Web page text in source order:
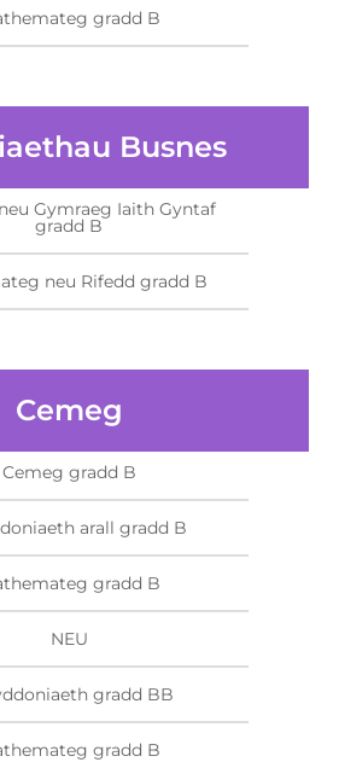
gradd B
Busnes
Gymraeg Iaith Gyntaf
gradd B
neu Rifedd gradd B
Cemeg
Cemeg gradd B
arall gradd B
gradd B
NEU
gradd BB
gradd B